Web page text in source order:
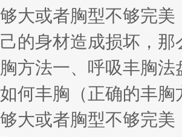
够大或者胸型不够完
己的身材造成损坏，
胸方法一、呼吸丰胸
如何丰胸（正确的丰
够大或者胸型不够完